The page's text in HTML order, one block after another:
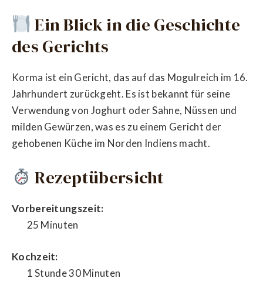
Ein Blick in die Geschichte
des Gerichts
Korma ist ein Gericht, das auf das Mogulreich im 16.
Jahrhundert zurückgeht. Es ist bekannt für seine
Verwendung von Joghurt oder Sahne, Nüssen und
milden Gewürzen, was es zu einem Gericht der
gehobenen Küche im Norden Indiens macht.
Rezeptübersicht
Vorbereitungszeit:
25 Minuten
Kochzeit:
1 Stunde 30 Minuten